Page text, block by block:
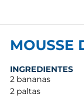
MOUSSE
INGREDIENTES
2 bananas
2 paltas